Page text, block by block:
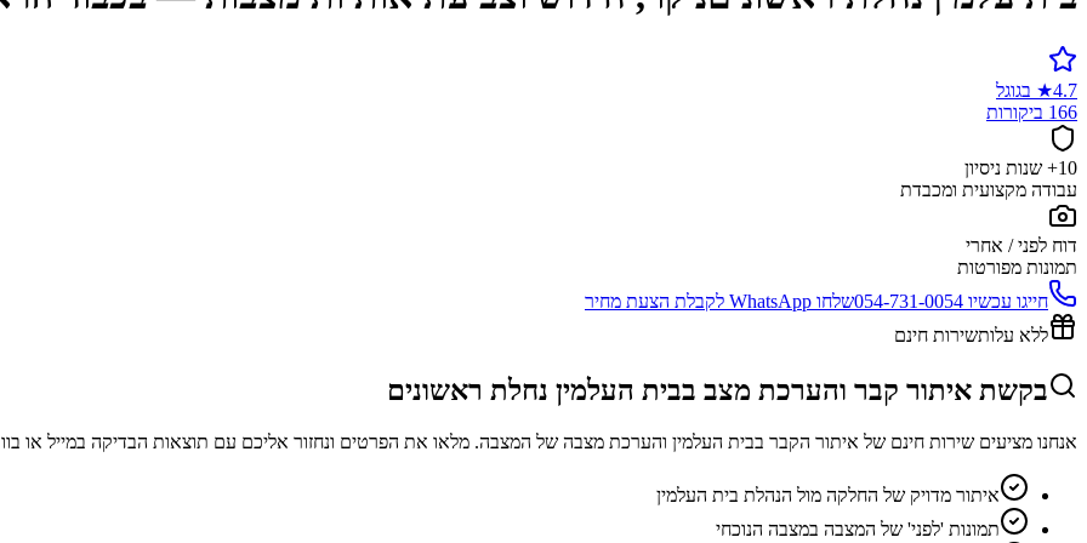
4.7
★ בגוגל
166 ביקורות
10+ שנות ניסיון
עבודה מקצועית ומכבדת
דוח לפני / אחרי
תמונות מפורטות
חייגו עכשיו 054-731-0054שלחו WhatsApp לקבלת הצעת מחיר
ללא עלותשירות חינם
בקשת איתור קבר והערכת מצב בבית העלמין נחלת ראשונים
אנחנו מציעים שירות חינם של איתור הקבר בבית העלמין והערכת מצבה של המצבה. מלאו את הפרטים ונחזור אליכם עם תוצאות הבדיקה במייל או
איתור מדויק של החלקה מול הנהלת בית העלמין
תמונות 'לפני' של המצבה במצבה הנוכחי